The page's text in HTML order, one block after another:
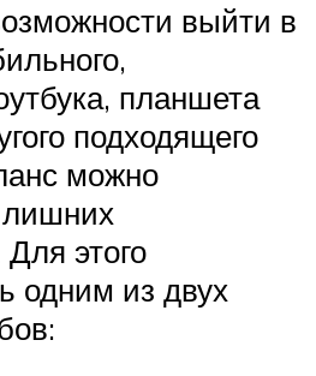
выйти в
планшета
подходящего
можно
лишних
этого
одним из двух